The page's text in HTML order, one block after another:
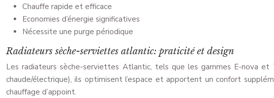
Chauffe rapide et efficace
Economies d’énergie significatives
Nécessite une purge périodique
Radiateurs sèche-serviettes atlantic: praticité et design
Les radiateurs sèche-serviettes Atlantic, tels que les gammes E-nova
chaude/électrique), ils optimisent l’espace et apportent un confort
chauffage d’appoint.